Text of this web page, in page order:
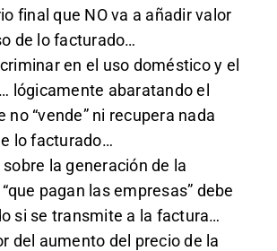
final que NO va a añadir valor
de lo facturado…
en el uso doméstico y el
lógicamente abaratando el
no “vende” ni recupera nada
lo facturado…
la generación de la
pagan las empresas” debe
si se transmite a la factura…
del aumento del precio de la